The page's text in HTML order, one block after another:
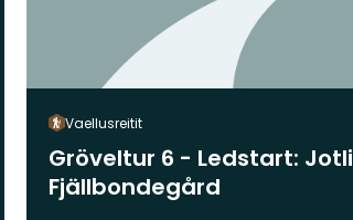
Vaellusreitit
Gröveltur 6 - Ledstart: Jotli
Fjällbondegård